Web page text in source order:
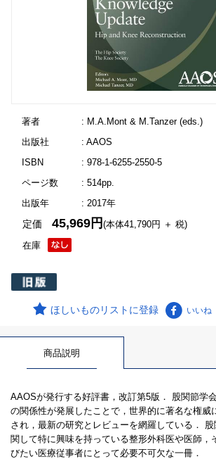
著者
: M.A.Mont & M.Tanzer (eds.)
出版社
: AAOS
ISBN
: 978-1-6255-2550-5
ページ数
: 514pp.
出版年
: 2017年
在庫
定価45,969円(本体41,790円 ＋ 税)
ほしいものリストに登録 いいね
商品説明
AAOSが発行する好評書，改訂第5版． 股関節学
の関係性が発展したことで，世界的に著名な権威
され，最新の研究とレビューを網羅している．
関して特に興味を持っている整形外科医や医師，
びたい医療従事者にとって必要不可欠な一冊．